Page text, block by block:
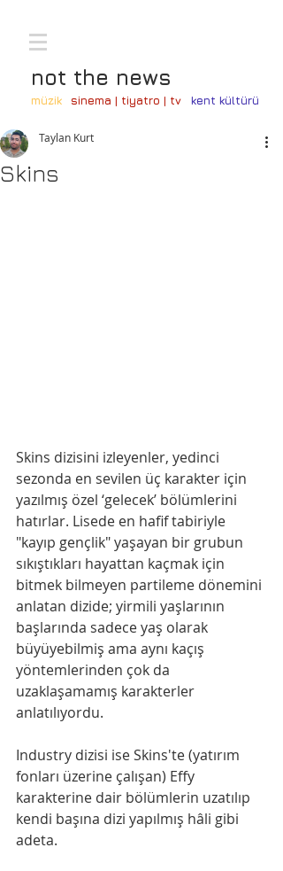
not the news
müzik sinema | tiyatro | tv kent kültürü
Skins
Taylan Kurt
Skins dizisini izleyenler, yedinci
sezonda en sevilen üç karakter için
yazılmış özel ‘gelecek’ bölümlerini
hatırlar. Lisede en hafif tabiriyle
"kayıp gençlik" yaşayan bir grubun
sıkıştıkları hayattan kaçmak için
bitmek bilmeyen partileme dönemini
anlatan dizide; yirmili yaşlarının
başlarında sadece yaş olarak
büyüyebilmiş ama aynı kaçış
yöntemlerinden çok da
uzaklaşamamış karakterler
anlatılıyordu.
Industry dizisi ise Skins'te (yatırım
fonları üzerine çalışan) Effy
karakterine dair bölümlerin uzatılıp
kendi başına dizi yapılmış hâli gibi
adeta.